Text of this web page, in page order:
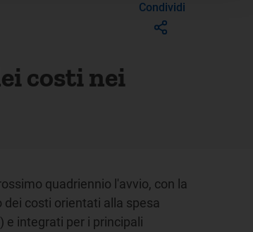
Condividi
costi nei
quadriennio l'avvio, con la
costi orientati alla spesa
e integrati per i principali